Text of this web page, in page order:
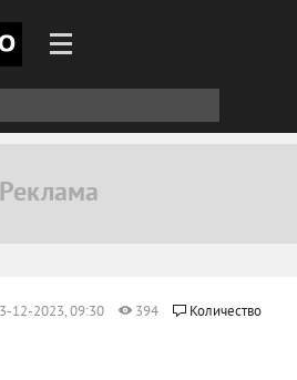
3-12-2023, 09:30 394
Количество